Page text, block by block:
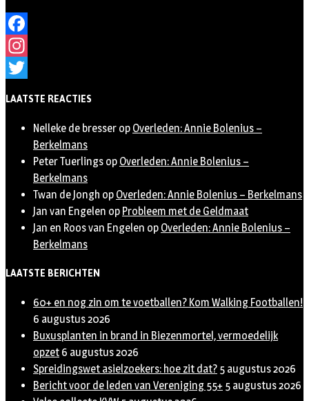
Facebook
Instagram
LAATSTE REACTIES
Nelleke de bresser op Overleden: Annie Bolenius –
Berkelmans
Peter Tuerlings op Overleden: Annie Bolenius –
Berkelmans
Twan de Jongh op Overleden: Annie Bolenius – Berkelmans
Jan van Engelen op Probleem met de Geldmaat
Jan en Roos van Engelen op Overleden: Annie Bolenius –
Berkelmans
LAATSTE BERICHTEN
60+ en nog zin om te voetballen? Kom Walking Footballen!
6 augustus 2026
Buxusplanten in brand in Biezenmortel, vermoedelijk
opzet 6 augustus 2026
Spreidingswet asielzoekers: hoe zit dat? 5 augustus 2026
Bericht voor de leden van Vereniging 55+ 5 augustus 2026